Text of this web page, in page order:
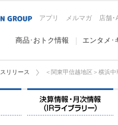
アプリ メルマガ 店舗･
商品･おトク情報 エンタメ･
リリース ＜関東甲信越地区＞横浜
企業情報